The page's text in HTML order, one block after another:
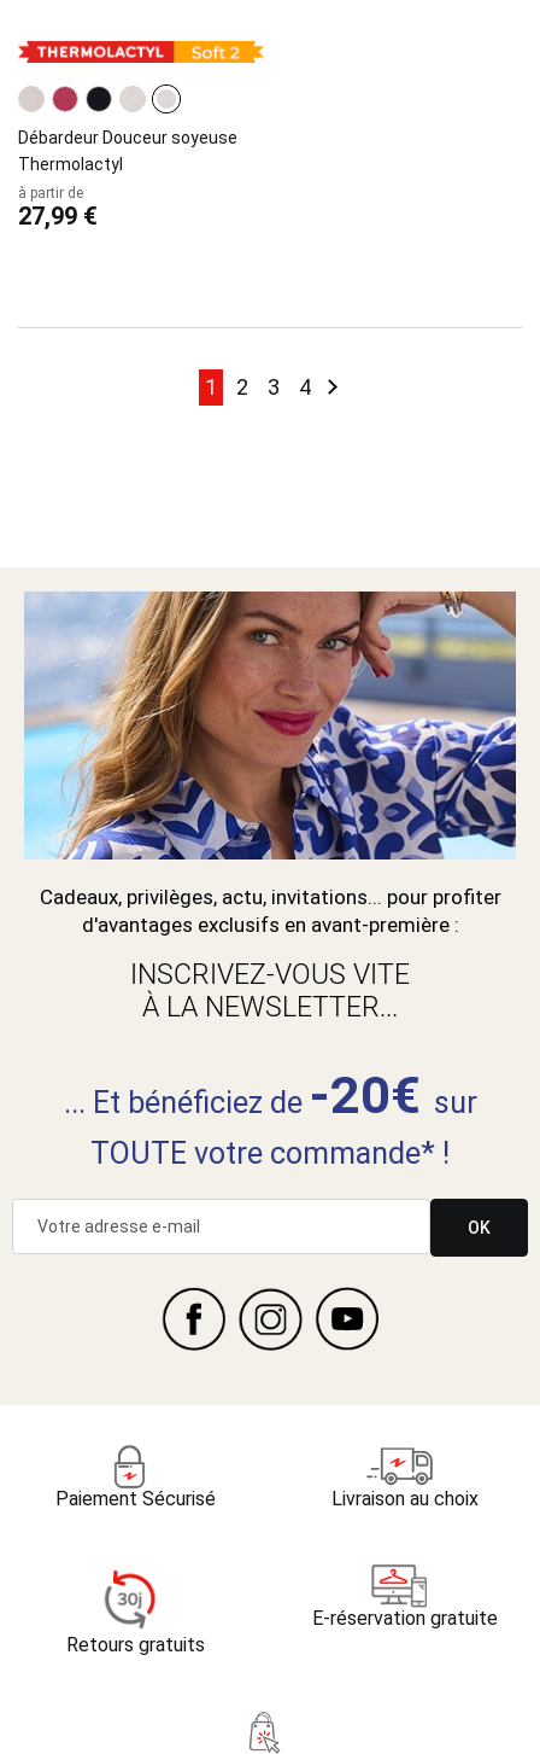
Débardeur Douceur soyeuse
Thermolactyl
à partir de
27,99 €
Page
Page
1 Page
2 Page
3 Page
4 Page
Suivant
Cadeaux, privilèges, actu, invitations... pour profiter
d'avantages exclusifs en avant-première :
INSCRIVEZ-VOUS VITE
À LA NEWSLETTER...
... Et bénéficiez de -20€ sur
TOUTE votre commande* !
OK
Paiement Sécurisé Livraison au choix
Retours gratuits
E-réservation gratuite